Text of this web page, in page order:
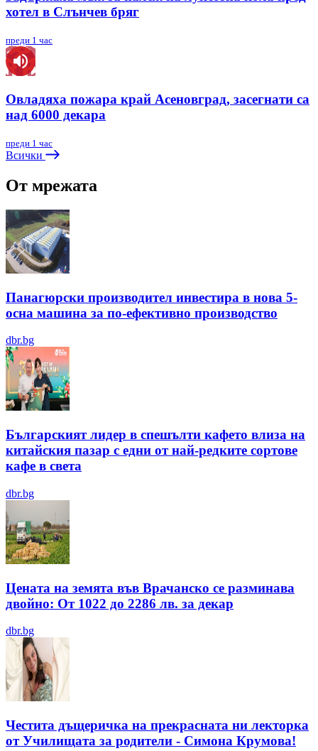
хотел в Слънчев бряг
преди 1 час
Овладяха пожара край Асеновград, засегнати са
над 6000 декара
преди 1 час
Всички
От мрежата
Панагюрски производител инвестира в нова 5-
осна машина за по-ефективно производство
dbr.bg
Българският лидер в спешълти кафето влиза на
китайския пазар с едни от най-редките сортове
кафе в света
dbr.bg
Цената на земята във Врачанско се разминава
двойно: От 1022 до 2286 лв. за декар
dbr.bg
Честита дъщеричка на прекрасната ни лекторка
от Училищата за родители - Симона Крумова!